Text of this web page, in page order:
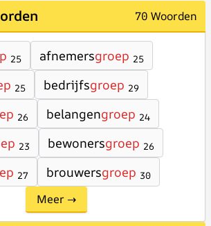
70 Woorden
25 afnemersgroep 25
25 bedrijfsgroep 29
26 belangengroep 24
23 bewonersgroep 26
27 brouwersgroep 30
Meer →